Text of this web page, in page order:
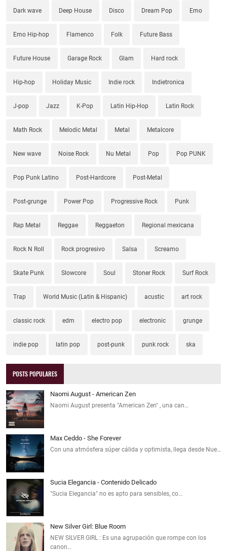
Dark wave Deep House Disco Dream Pop Emo
Emo Hip-hop Flamenco Folk Future Bass
Future House Garage Rock Glam Hard rock
Hip-hop Holiday Music Indie rock Indietronica
J-pop Jazz K-Pop Latin Hip-Hop Latin Rock
Math Rock Melodic Metal Metal Metalcore
New wave Noise Rock Nu Metal Pop Pop PUNK
Pop Punk Latino Post-Hardcore Post-Metal
Post-grunge Power Pop Progressive Rock Punk
Rap Metal Reggae Reggaeton Regional mexicana
Rock N Roll Rock progresivo Salsa Screamo
Skate Punk Slowcore Soul Stoner Rock Surf Rock
Trap World Music (Latin & Hispanic) acustic art rock
classic rock edm electro pop electronic grunge
indie pop latin pop post-punk punk rock ska
POSTS POPULARES
Naomi August - American Zen
Naomi August presenta "American Zen" , una can…
Max Ceddo - She Forever
Con una atmósfera súper cálida y optimista, llega desde Nue…
Sucia Elegancia - Contenido Delicado
"Sucia Elegancia" no es apto para sensibles, co…
New Silver Girl: Blue Room
NEW SILVER GIRL : Es una agrupación que rompe con los
canon…